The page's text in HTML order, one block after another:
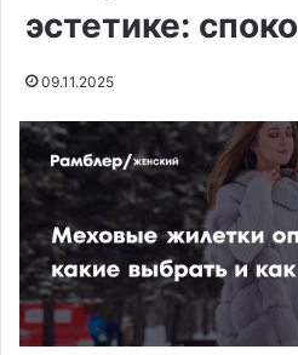
эстетике:
09.11.2025